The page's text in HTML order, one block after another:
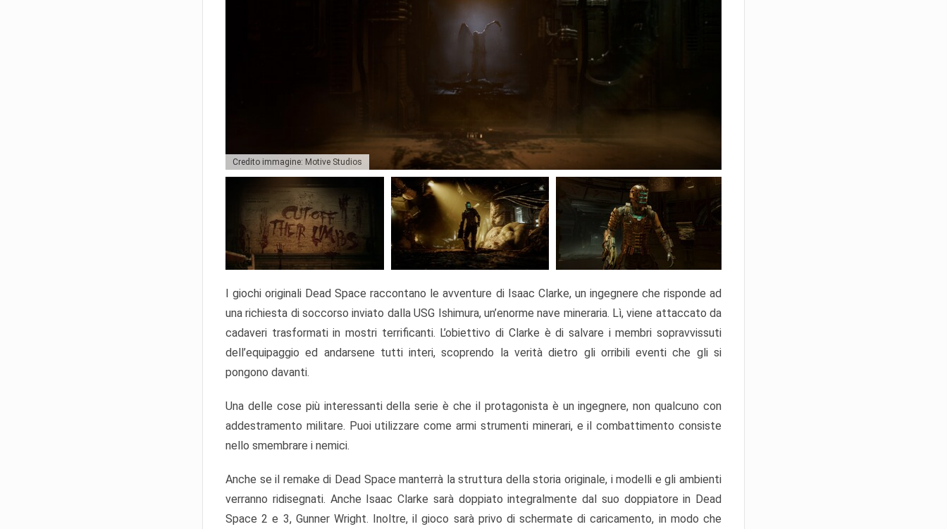
Credito immagine: Motive Studios
I giochi originali Dead Space raccontano le avventure di Isaac Clarke, un ingegnere che risponde ad
una richiesta di soccorso inviato dalla USG Ishimura, un’enorme nave mineraria. Lì, viene attaccato da
cadaveri trasformati in mostri terrificanti. L’obiettivo di Clarke è di salvare i membri sopravvissuti
dell’equipaggio ed andarsene tutti interi, scoprendo la verità dietro gli orribili eventi che gli si
pongono davanti.
Una delle cose più interessanti della serie è che il protagonista è un ingegnere, non qualcuno con
addestramento militare. Puoi utilizzare come armi strumenti minerari, e il combattimento consiste
nello smembrare i nemici.
Anche se il remake di Dead Space manterrà la struttura della storia originale, i modelli e gli ambienti
verranno ridisegnati. Anche Isaac Clarke sarà doppiato integralmente dal suo doppiatore in Dead
Space 2 e 3, Gunner Wright. Inoltre, il gioco sarà privo di schermate di caricamento, in modo che